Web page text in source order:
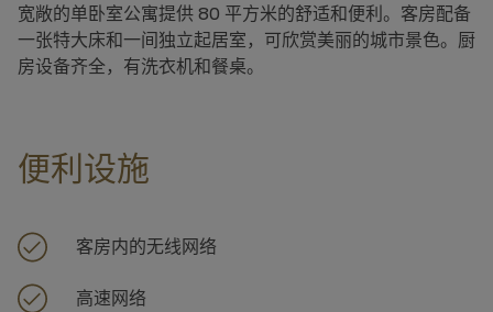
宽敞的单卧室公寓提供 80 平方米的舒适和便利。客房配备
一张特大床和一间独立起居室，可欣赏美丽的城市景色。厨
房设备齐全，有洗衣机和餐桌。
便利设施
客房内的无线网络
高速网络